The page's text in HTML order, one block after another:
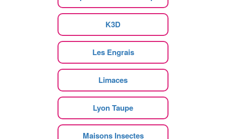
K3D
Les Engrais
Limaces
Lyon Taupe
Maisons Insectes